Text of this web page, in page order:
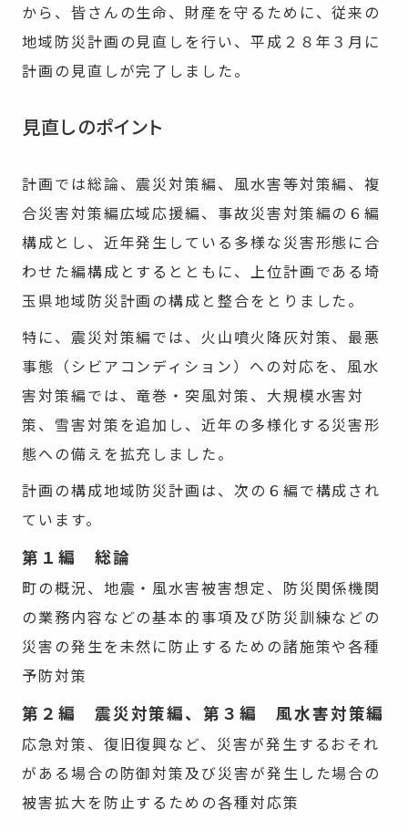
から、皆さんの生命、財産を守るために、従来の
地域防災計画の見直しを行い、平成２８年３月に
計画の見直しが完了しました。
見直しのポイント
計画では総論、震災対策編、風水害等対策編、複
合災害対策編広域応援編、事故災害対策編の６編
構成とし、近年発生している多様な災害形態に合
わせた編構成とするとともに、上位計画である埼
玉県地域防災計画の構成と整合をとりました。
特に、震災対策編では、火山噴火降灰対策、最悪
事態（シビアコンディション）への対応を、風水
害対策編では、竜巻・突風対策、大規模水害対
策、雪害対策を追加し、近年の多様化する災害形
態への備えを拡充しました。
計画の構成地域防災計画は、次の６編で構成され
ています。
第１編 総論
町の概況、地震・風水害被害想定、防災関係機関
の業務内容などの基本的事項及び防災訓練などの
災害の発生を未然に防止するための諸施策や各種
予防対策
第２編 震災対策編、第３編 風水害対策編
応急対策、復旧復興など、災害が発生するおそれ
がある場合の防御対策及び災害が発生した場合の
被害拡大を防止するための各種対応策